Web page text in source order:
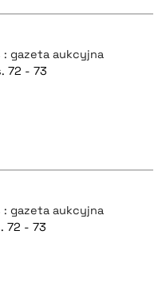
: gazeta aukcyjna
72 - 73
: gazeta aukcyjna
72 - 73